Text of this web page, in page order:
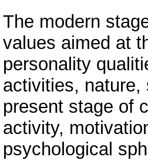
The modern
values aimed at
personality
activities,
present stage of
activity,
psychological